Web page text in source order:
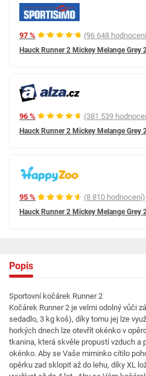
97 % (96 648
Hauck Runner 2 Mickey Melange Grey
96 % (381 539
Hauck Runner 2 Mickey Melange Grey
95 % (8 810 hodnocení)
Hauck Runner 2 Mickey Melange Grey
Popis
Sportovní kočárek Runner 2
Kočárek Runner 2 je velmi odolný vůči
sedadlo, 3 kg koš), díky tomu jej lze
horkých dnech lze otevřít okénko v
tkanina, která skvěle propustí vzduch a
okénko. Aby se Vaše miminko cítilo
opěrku zad sklopit až do lehu, díky XL